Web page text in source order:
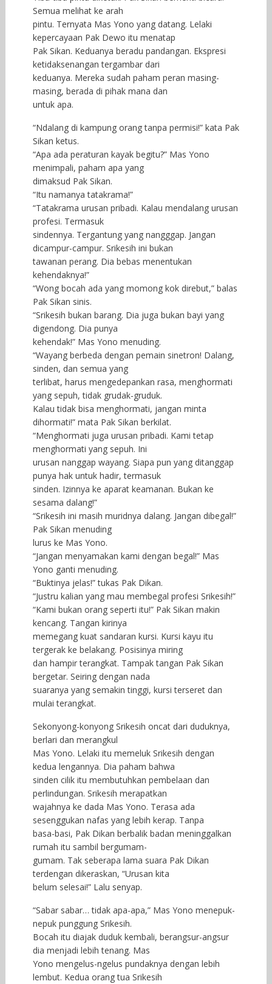
Semua melihat ke arah
pintu. Ternyata Mas Yono yang datang. Lelaki
kepercayaan Pak Dewo itu menatap
Pak Sikan. Keduanya beradu pandangan. Ekspresi
ketidaksenangan tergambar dari
keduanya. Mereka sudah paham peran masing-
masing, berada di pihak mana dan
untuk apa.
“Ndalang di kampung orang tanpa permisi!” kata Pak
Sikan ketus.
“Apa ada peraturan kayak begitu?” Mas Yono
menimpali, paham apa yang
dimaksud Pak Sikan.
“Itu namanya tatakrama!”
“Tatakrama urusan pribadi. Kalau mendalang urusan
profesi. Termasuk
sindennya. Tergantung yang nangggap. Jangan
dicampur-campur. Srikesih ini bukan
tawanan perang. Dia bebas menentukan
kehendaknya!”
“Wong bocah ada yang momong kok direbut,” balas
Pak Sikan sinis.
“Srikesih bukan barang. Dia juga bukan bayi yang
digendong. Dia punya
kehendak!” Mas Yono menuding.
“Wayang berbeda dengan pemain sinetron! Dalang,
sinden, dan semua yang
terlibat, harus mengedepankan rasa, menghormati
yang sepuh, tidak grudak-gruduk.
Kalau tidak bisa menghormati, jangan minta
dihormati!” mata Pak Sikan berkilat.
“Menghormati juga urusan pribadi. Kami tetap
menghormati yang sepuh. Ini
urusan nanggap wayang. Siapa pun yang ditanggap
punya hak untuk hadir, termasuk
sinden. Izinnya ke aparat keamanan. Bukan ke
sesama dalang!”
“Srikesih ini masih muridnya dalang. Jangan dibegal!”
Pak Sikan menuding
lurus ke Mas Yono.
“Jangan menyamakan kami dengan begal!” Mas
Yono ganti menuding.
“Buktinya jelas!” tukas Pak Dikan.
“Justru kalian yang mau membegal profesi Srikesih!”
“Kami bukan orang seperti itu!” Pak Sikan makin
kencang. Tangan kirinya
memegang kuat sandaran kursi. Kursi kayu itu
tergerak ke belakang. Posisinya miring
dan hampir terangkat. Tampak tangan Pak Sikan
bergetar. Seiring dengan nada
suaranya yang semakin tinggi, kursi terseret dan
mulai terangkat.
Sekonyong-konyong Srikesih oncat dari duduknya,
berlari dan merangkul
Mas Yono. Lelaki itu memeluk Srikesih dengan
kedua lengannya. Dia paham bahwa
sinden cilik itu membutuhkan pembelaan dan
perlindungan. Srikesih merapatkan
wajahnya ke dada Mas Yono. Terasa ada
sesenggukan nafas yang lebih kerap. Tanpa
basa-basi, Pak Dikan berbalik badan meninggalkan
rumah itu sambil bergumam-
gumam. Tak seberapa lama suara Pak Dikan
terdengan dikeraskan, “Urusan kita
belum selesai!” Lalu senyap.
“Sabar sabar… tidak apa-apa,” Mas Yono menepuk-
nepuk punggung Srikesih.
Bocah itu diajak duduk kembali, berangsur-angsur
dia menjadi lebih tenang. Mas
Yono mengelus-ngelus pundaknya dengan lebih
lembut. Kedua orang tua Srikesih